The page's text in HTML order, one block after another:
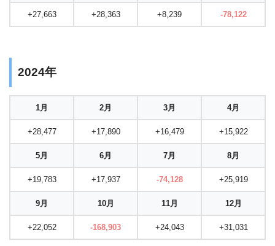
+27,663 +28,363 +8,239 -78,122
2024年
1月 2月 3月 4月
+28,477 +17,890 +16,479 +15,922
5月 6月 7月 8月
+19,783 +17,937 -74,128 +25,919
9月 10月 11月 12月
+22,052 -168,903 +24,043 +31,031